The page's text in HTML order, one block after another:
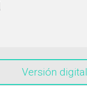
Versión digital